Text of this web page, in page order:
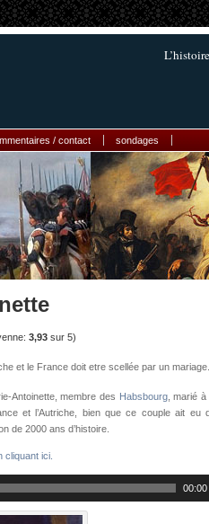
/ contact sondages
3,93 sur 5)
et le France doit etre scellée par un
Antoinette, membre des Habsbourg, marié à
et l’Autriche, bien que ce couple ait eu
de 2000 ans d’histoire.
cliquant ici.
00:00